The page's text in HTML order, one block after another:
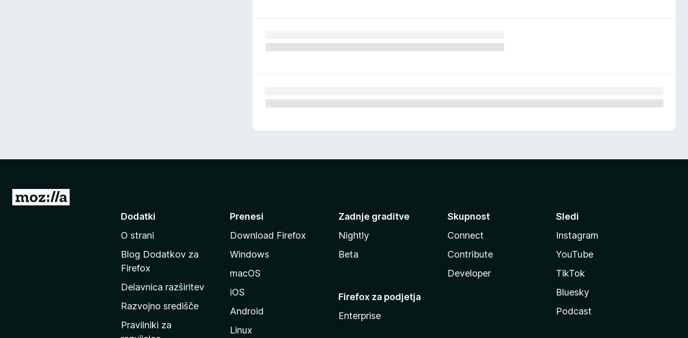
P
Dodatki
O strani
Blog Dodatkov za
Firefox
Delavnica razširitev
Razvojno središče
Pravilniki za
Prenesi
Download Firefox
Windows
macOS
iOS
Android
Linux
Zadnje graditve
Nightly
Beta
Firefox za podjetja
Enterprise
Skupnost
Connect
Contribute
Developer
Sledi
Instagram
YouTube
TikTok
Bluesky
Podcast